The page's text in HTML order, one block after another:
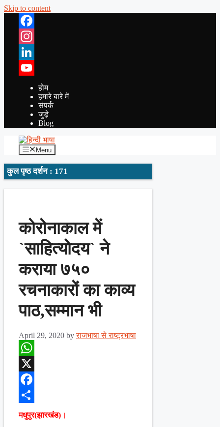
Skip to content
Facebook
Instagram
LinkedIn
YouTube
होम
हमारे बारे में
संपर्क
जुड़े
Blog
Menu
कुल पृष्ठ दर्शन : 171
कोरोनाकाल में
`साहित्योदय` ने
कराया ७५०
रचनाकारों का काव्य
पाठ,सम्मान भी
April 29, 2020 byराजभाषा से राष्ट्रभाषा
WhatsApp
X
Facebook
Share
मधुपुर(झारखंड)।